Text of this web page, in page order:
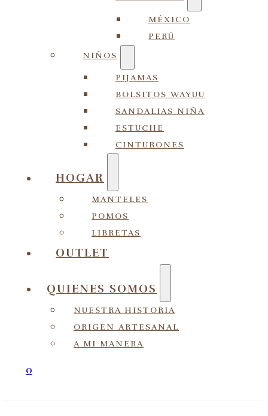
MÉXICO
PERÚ
NIÑOS
PIJAMAS
BOLSITOS WAYUU
SANDALIAS NIÑA
ESTUCHE
CINTURONES
HOGAR
MANTELES
POMOS
LIBRETAS
OUTLET
QUIENES SOMOS
NUESTRA HISTORIA
ORIGEN ARTESANAL
A MI MANERA
0